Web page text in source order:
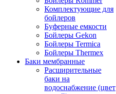
Комплектующие для
бойлеров
Буферные емкости
Бойлеры Gekon
Бойлеры Termica
Бойлеры Thermex
Баки мембранные
Расширительные
баки на
водоснабжение (цвет